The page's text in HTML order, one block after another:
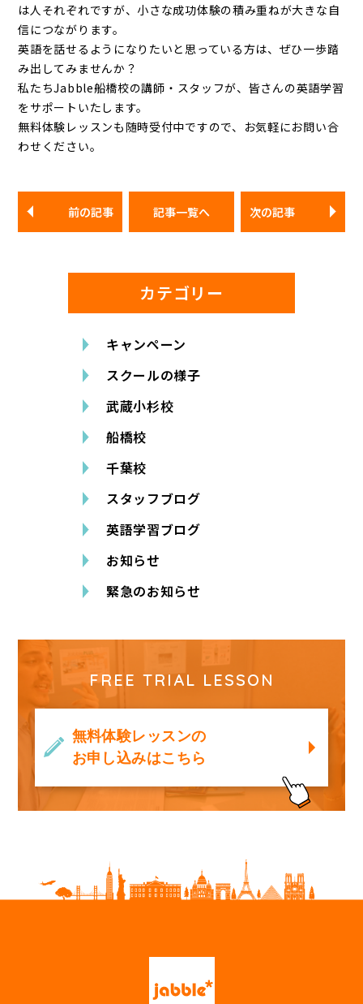
は人それぞれですが、小さな成功体験の積み重ねが大きな自
信につながります。
英語を話せるようになりたいと思っている方は、ぜひ一歩踏
み出してみませんか？
私たちJabble船橋校の講師・スタッフが、皆さんの英語学習
をサポートいたします。
無料体験レッスンも随時受付中ですので、お気軽にお問い合
わせください。
前の記事 記事一覧へ 次の記事
カテゴリー
キャンペーン
スクールの様子
武蔵小杉校
船橋校
千葉校
スタッフブログ
英語学習ブログ
お知らせ
緊急のお知らせ
FREE TRIAL LESSON
無料体験レッスンの
お申し込みはこちら